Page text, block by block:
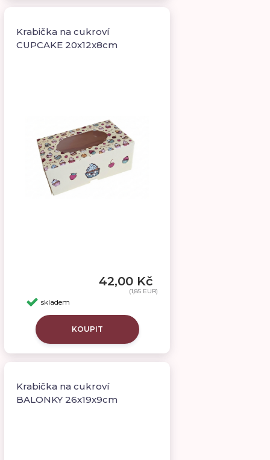
Krabička na cukroví
CUPCAKE 20x12x8cm
42,00 Kč
(1,85 EUR)
skladem
KOUPIT
Krabička na cukroví
BALONKY 26x19x9cm